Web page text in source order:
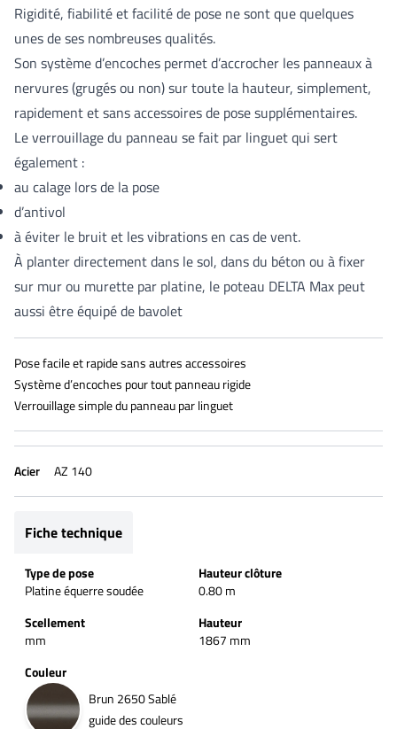
Rigidité, fiabilité et facilité de pose ne sont que quelques
unes de ses nombreuses qualités.
Son système d’encoches permet d’accrocher les panneaux à
nervures (grugés ou non) sur toute la hauteur, simplement,
rapidement et sans accessoires de pose supplémentaires.
Le verrouillage du panneau se fait par linguet qui sert
également :
au calage lors de la pose
d’antivol
à éviter le bruit et les vibrations en cas de vent.
À planter directement dans le sol, dans du béton ou à fixer
sur mur ou murette par platine, le poteau DELTA Max peut
aussi être équipé de bavolet
Pose facile et rapide sans autres accessoires
Système d’encoches pour tout panneau rigide
Verrouillage simple du panneau par linguet
Acier AZ 140
Fiche technique
Type de pose
Platine équerre soudée
Hauteur clôture
0.80 m
Scellement
mm
Hauteur
1867 mm
Couleur
Brun 2650 Sablé
guide des couleurs